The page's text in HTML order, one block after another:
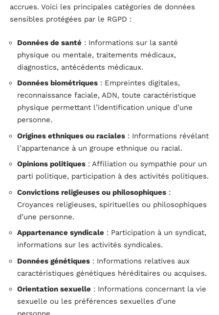
accrues. Voici les principales catégories de données
sensibles protégées par le RGPD :
Données de santé : Informations sur la santé
physique ou mentale, traitements médicaux,
diagnostics, antécédents médicaux.
Données biométriques : Empreintes digitales,
reconnaissance faciale, ADN, toute caractéristique
physique permettant l’identification unique d’une
personne.
Origines ethniques ou raciales : Informations révélant
l’appartenance à un groupe ethnique ou racial.
Opinions politiques : Affiliation ou sympathie pour un
parti politique, participation à des activités politiques.
Convictions religieuses ou philosophiques :
Croyances religieuses, spirituelles ou philosophiques
d’une personne.
Appartenance syndicale : Participation à un syndicat,
informations sur les activités syndicales.
Données génétiques : Informations relatives aux
caractéristiques génétiques héréditaires ou acquises.
Orientation sexuelle : Informations concernant la vie
sexuelle ou les préférences sexuelles d’une